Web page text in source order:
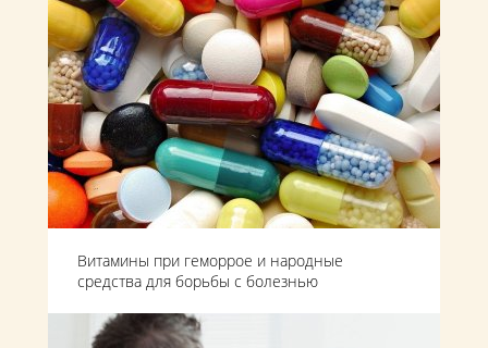
Витамины при геморрое и народные
средства для борьбы с болезнью